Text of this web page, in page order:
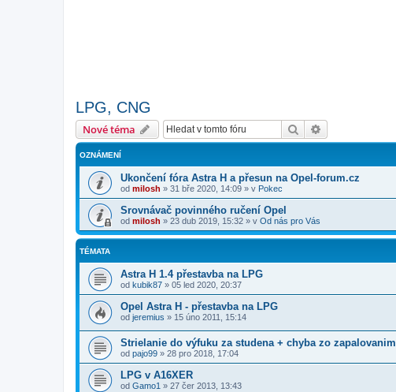
LPG, CNG
Nové téma Hledat
OZNÁMENÍ
Ukončení fóra Astra H a přesun na Opel-forum.cz
od milosh » 31 bře 2020, 14:09 » v Pokec
Srovnávač povinného ručení Opel
od milosh » 23 dub 2019, 15:32 » v Od nás pro Vás
TÉMATA
Astra H 1.4 přestavba na LPG
od kubik87 » 05 led 2020, 20:37
Opel Astra H - přestavba na LPG
od jeremius » 15 úno 2011, 15:14
Strielanie do výfuku za studena + chyba zo zapalovanim
od pajo99 » 28 pro 2018, 17:04
LPG v A16XER
od Gamo1 » 27 čer 2013, 13:43